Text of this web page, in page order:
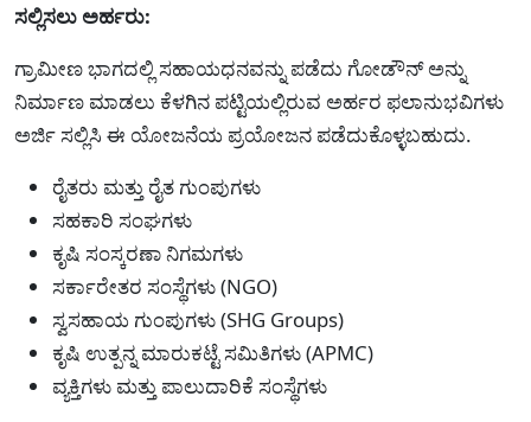
ಸಲ್ಲಿಸಲು ಅರ್ಹರು:
ಗ್ರಾಮೀಣ ಭಾಗದಲ್ಲಿ ಸಹಾಯಧನವನ್ನು ಪಡೆದು ಗೋಡೌನ್ ಅನ್ನು
ನಿರ್ಮಾಣ ಮಾಡಲು ಕೆಳಗಿನ ಪಟ್ಟಿಯಲ್ಲಿರುವ ಅರ್ಹರ ಫಲಾನುಭವಿಗಳು
ಅರ್ಜಿ ಸಲ್ಲಿಸಿ ಈ ಯೋಜನೆಯ ಪ್ರಯೋಜನ ಪಡೆದುಕೊಳ್ಳಬಹುದು.
ರೈತರು ಮತ್ತು ರೈತ ಗುಂಪುಗಳು
ಸಹಕಾರಿ ಸಂಘಗಳು
ಕೃಷಿ ಸಂಸ್ಕರಣಾ ನಿಗಮಗಳು
ಸರ್ಕಾರೇತರ ಸಂಸ್ಥೆಗಳು (NGO)
ಸ್ವಸಹಾಯ ಗುಂಪುಗಳು (SHG Groups)
ಕೃಷಿ ಉತ್ಪನ್ನ ಮಾರುಕಟ್ಟೆ ಸಮಿತಿಗಳು (APMC)
ವ್ಯಕ್ತಿಗಳು ಮತ್ತು ಪಾಲುದಾರಿಕೆ ಸಂಸ್ಥೆಗಳು